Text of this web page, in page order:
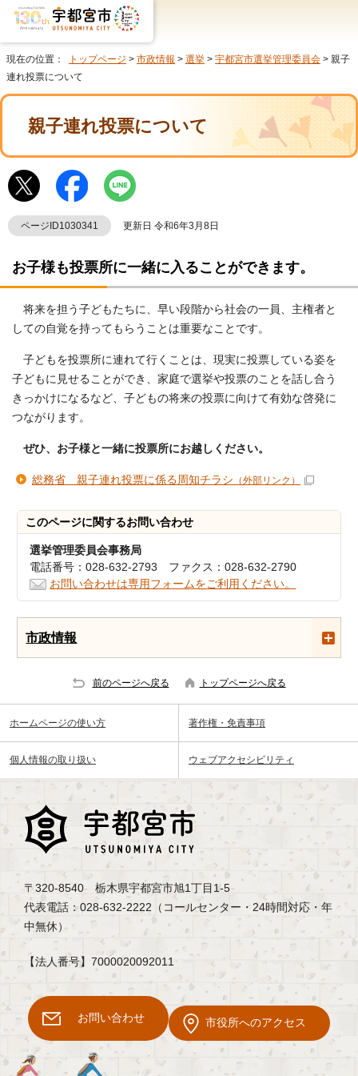
現在の位置： トップページ > 市政情報 > 選挙 > 宇都宮市選挙管理委員会 > 親子
連れ投票について
親子連れ投票について
ページID1030341 更新日 令和6年3月8日
お子様も投票所に一緒に入ることができます。
将来を担う子どもたちに、早い段階から社会の一員、主権者と
しての自覚を持ってもらうことは重要なことです。
子どもを投票所に連れて行くことは、現実に投票している姿を
子どもに見せることができ、家庭で選挙や投票のことを話し合う
きっかけになるなど、子どもの将来の投票に向けて有効な啓発に
つながります。
ぜひ、お子様と一緒に投票所にお越しください。
総務省 親子連れ投票に係る周知チラシ （外部リンク）
このページに関するお問い合わせ
選挙管理委員会事務局
電話番号：028-632-2793 ファクス：028-632-2790
お問い合わせは専用フォームをご利用ください。
市政情報
前のページへ戻る トップページへ戻る
ホームページの使い方 著作権・免責事項
個人情報の取り扱い ウェブアクセシビリティ
〒320-8540 栃木県宇都宮市旭1丁目1-5
代表電話：028-632-2222（コールセンター・24時間対応・年
中無休）
【法人番号】7000020092011
お問い合わせ 市役所へのアクセス